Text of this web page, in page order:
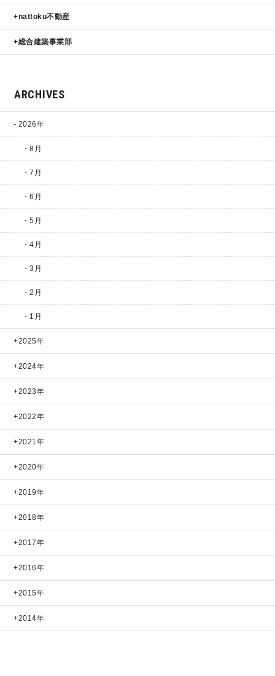
nattoku不動産
総合建築事業部
ARCHIVES
2026年
・8月
・7月
・6月
・5月
・4月
・3月
・2月
・1月
2025年
2024年
2023年
2022年
2021年
2020年
2019年
2018年
2017年
2016年
2015年
2014年